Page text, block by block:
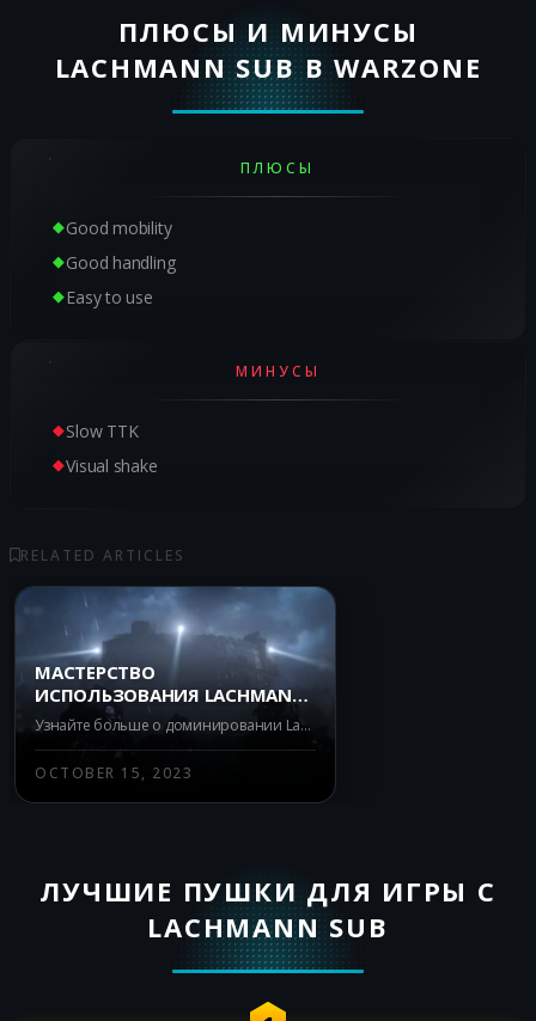
ПЛЮСЫ И МИНУСЫ
LACHMANN SUB В WARZONE
ПЛЮСЫ
Good mobility
Good handling
Easy to use
МИНУСЫ
Slow TTK
Visual shake
RELATED ARTICLES
МАСТЕРСТВО
ИСПОЛЬЗОВАНИЯ LACHMANN
SUB: ГЛУБОКИЙ РАЗБОР
ПРЕИМУЩЕСТВ И
НЕДОСТАТКОВ В РЕЖИМЕ
WARZONE BATTLE ROYALE
Узнайте больше о доминировании Lachmann Sub в Call of Duty: Warzone Battle Royale с нашим подробным анализом преимуществ и недостатков этого оружия. Будьте в курсе изменений в Meta с нашим обновляемым содержанием.
OCTOBER 15, 2023
ЛУЧШИЕ ПУШКИ ДЛЯ ИГРЫ С
LACHMANN SUB